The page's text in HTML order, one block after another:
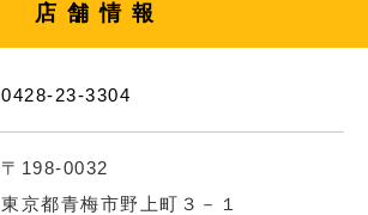
店舗情報
0428-23-3304
〒198-0032
東京都青梅市野上町３－１